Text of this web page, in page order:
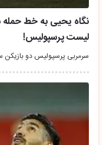
نگاه یحیی به خط حمله
لیست پرسپولیس!
سرمربی پرسپولیس دو بازیکن